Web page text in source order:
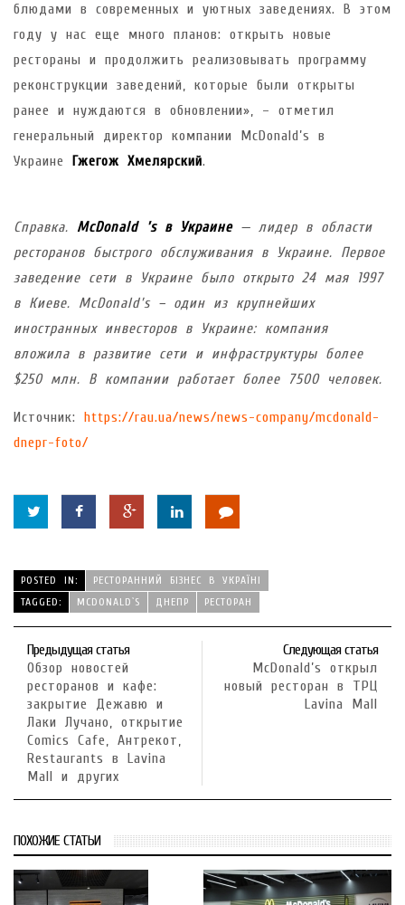
блюдами в современных и уютных заведениях. В этом
году у нас еще много планов: открыть новые
рестораны и продолжить реализовывать программу
реконструкции заведений, которые были открыты
ранее и нуждаются в обновлении», – отметил
генеральный директор компании McDonald’s в
Украине
Гжегож Хмелярский.
Справка. McDonald’s в Украине — лидер в области
ресторанов быстрого обслуживания в Украине. Первое
заведение сети в Украине было открыто 24 мая 1997
в Киеве. McDonald’s– один из крупнейших
иностранных инвесторов в Украине: компания
вложила в развитие сети и инфраструктуры более
$250 млн. В компании работает более 7500 человек.
Источник: https://rau.ua/news/news-company/mcdonald-
dnepr-foto/
POSTED IN:
РЕСТОРАННИЙ БІЗНЕС В УКРАЇНІ
TAGGED:
MCDONALD`S ДНЕПР РЕСТОРАН
Предыдущая статья
Обзор новостей
ресторанов и кафе:
закрытие Дежавю и
Лаки Лучано, открытие
Comics Cafe, Антрекот,
Restaurants в Lavina
Mall и других
Следующая статья
McDonald’s открыл
новый ресторан в ТРЦ
Lavina Mall
ПОХОЖИЕ СТАТЬИ